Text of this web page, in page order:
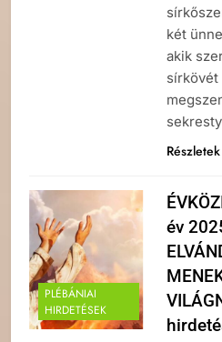
két
akik
Részletek
PLÉBÁNIAI
HIRDETÉSEK
év